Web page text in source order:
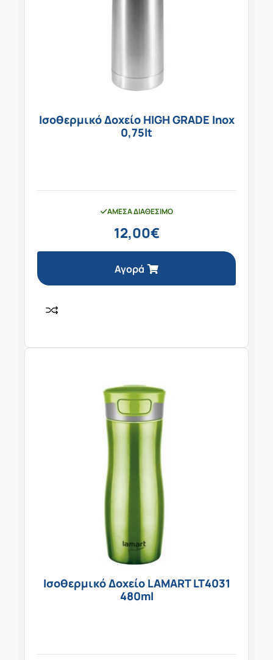
Ισοθερμικό Δοχείο HIGH GRADE Inox
0,75lt
ΆΜΕΣΑ ΔΙΑΘΈΣΙΜΟ
12,00€
Αγορά
Ισοθερμικό Δοχείο LAMART LT4031
480ml